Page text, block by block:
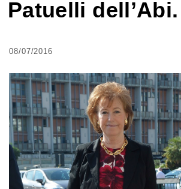
Patuelli
08/07/2016